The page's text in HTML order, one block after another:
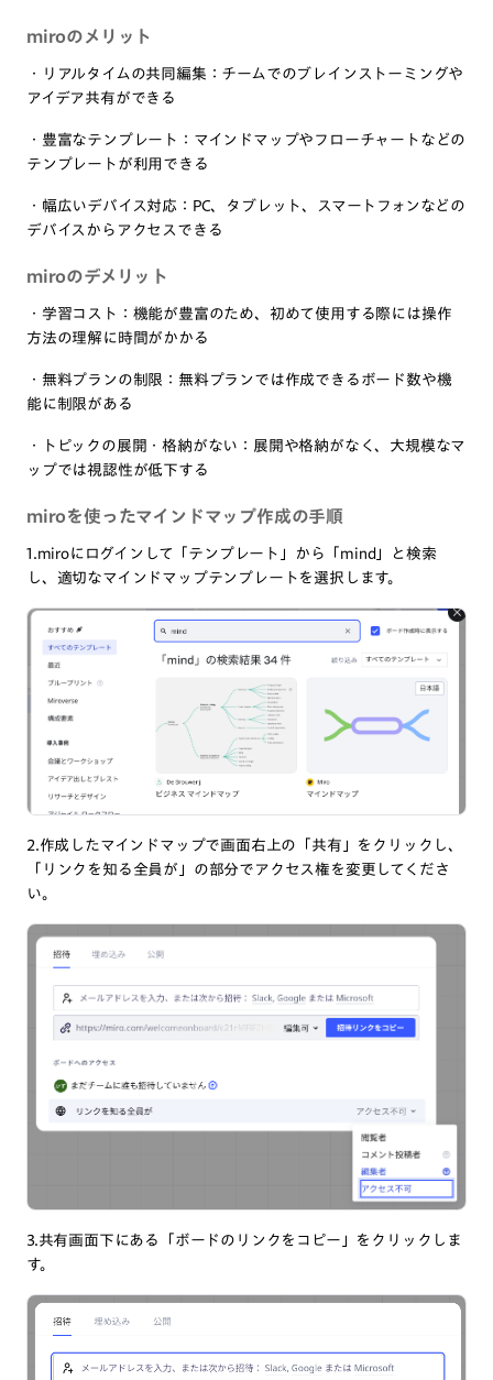
miroのメリット
・リアルタイムの共同編集：チームでのブレインストーミングや
アイデア共有ができる
・豊富なテンプレート：マインドマップやフローチャートなどの
テンプレートが利用できる
・幅広いデバイス対応：PC、タブレット、スマートフォンなどの
デバイスからアクセスできる
miroのデメリット
・学習コスト：機能が豊富のため、初めて使用する際には操作
方法の理解に時間がかかる
・無料プランの制限：無料プランでは作成できるボード数や機
能に制限がある
・トピックの展開・格納がない：展開や格納がなく、大規模なマ
ップでは視認性が低下する
miroを使ったマインドマップ作成の手順
1.miroにログインして「テンプレート」から「mind」と検索
し、適切なマインドマップテンプレートを選択します。
2.作成したマインドマップで画面右上の「共有」をクリックし、
「リンクを知る全員が」の部分でアクセス権を変更してくださ
い。
3.共有画面下にある「ボードのリンクをコピー」をクリックしま
す。